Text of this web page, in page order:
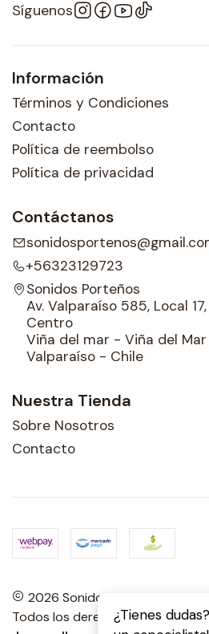
Síguenos
Información
Términos y Condiciones
Contacto
Política de reembolso
Política de privacidad
Contáctanos
+56323129723
Sonidos Porteños
Av. Valparaíso 585, Local
Centro
Viña del mar - Viña del Mar
Valparaíso - Chile
Nuestra Tienda
Sobre Nosotros
Contacto
2026 Sonidos Porteños.
Todos los derechos reservados.
¿Tienes